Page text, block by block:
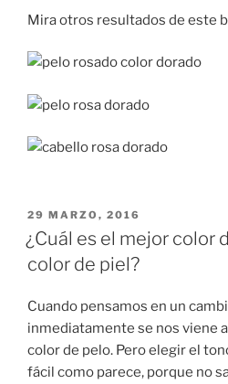
Mira otros resultados de este
PUBLICADO
EN
29 MARZO, 2016
¿Cuál es el mejor color
color de piel?
Cuando pensamos en un
inmediatamente se nos viene
color de pelo. Pero elegir el
fácil como parece, porque no